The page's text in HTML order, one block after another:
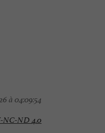
à 04:09:54
NC-ND 4.0